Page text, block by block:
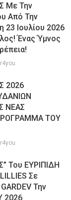
Με Την
Από Την
23 Ιουλίου 2026
Ένας Ύμνος
2026
ΝΕΑΣ
ΤΟΥ
Του ΕΥΡΙΠΙΔΗ
Σε
Την
2026